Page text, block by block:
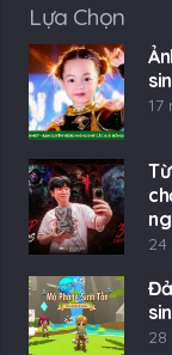
Lựa Chọn
17